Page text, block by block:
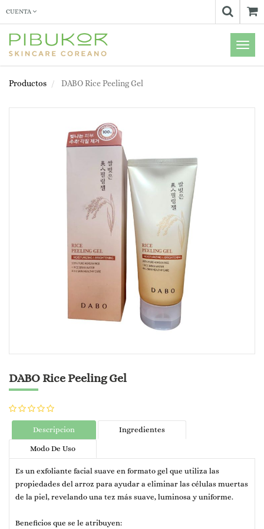
CUENTA
Menú
de
Productos
DABO Rice Peeling Gel
DABO Rice Peeling Gel
Descripcion Ingredientes
Modo De Uso
Es un exfoliante facial suave en formato gel que utiliza las
propiedades del arroz para ayudar a eliminar las células muertas
de la piel, revelando una tez más suave, luminosa y uniforme.
Beneficios que se le atribuyen: